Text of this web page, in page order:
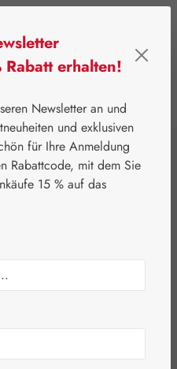
Bonsal®
+
erhalten!
Newsletter an und
und exklusiven
für Ihre Anmeldung
Rabattcode, mit dem Sie
15 % auf das